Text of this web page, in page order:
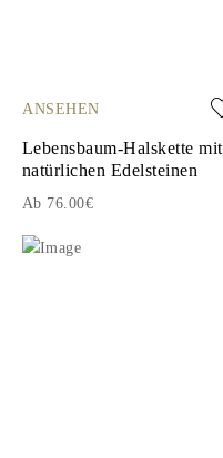
ANSEHEN
Lebensbaum-Halskette mit
natürlichen Edelsteinen
Ab 76.00€